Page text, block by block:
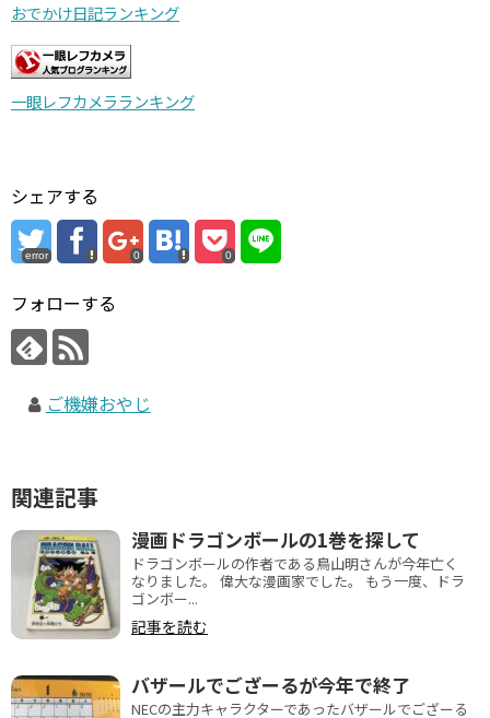
おでかけ日記ランキング
一眼レフカメラランキング
シェアする
error 0 0
フォローする
ご機嫌おやじ
関連記事
漫画ドラゴンボールの1巻を探して
ドラゴンボールの作者である鳥山明さんが今年亡く
なりました。 偉大な漫画家でした。 もう一度、ドラ
ゴンボー...
記事を読む
バザールでござーるが今年で終了
NECの主力キャラクターであったバザールでござーる